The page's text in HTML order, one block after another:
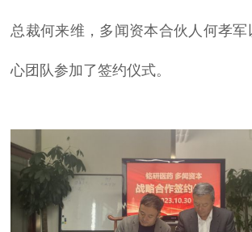
总裁何来维，多闻资本合伙人何孝
心团队参加了签约仪式。